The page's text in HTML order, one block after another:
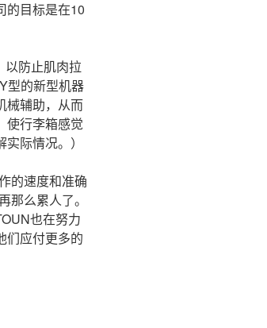
的目标是在10
以防止肌肉拉
型的新型机器
械辅助，从而
使行李箱感觉
际情况。）
的速度和准确
那么累人了。
也在努力
们应付更多的